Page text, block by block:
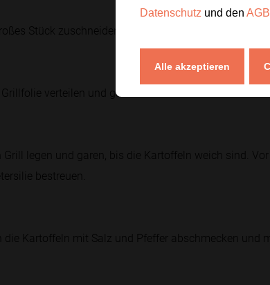
Stück zuschneiden und die gewürzten Kartoffeln
verteilen und gut verschließen.
legen und garen, bis die Kartoffeln weich sind. Vor
bestreuen.
die Kartoffeln mit Salz und Pfeffer abschmecken und
Datenschutz und den
Alle akzeptieren